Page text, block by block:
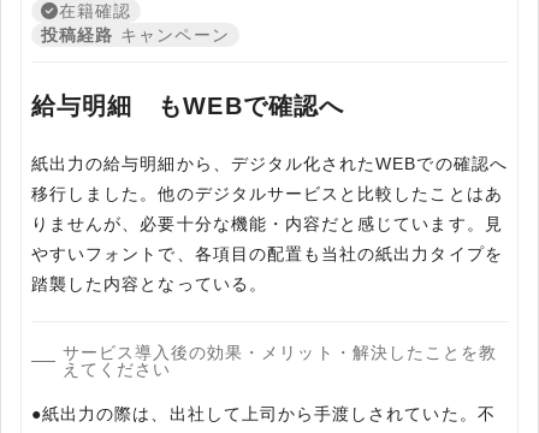
在籍確認
投稿経路 キャンペーン
給与明細 もWEBで確認へ
紙出力の給与明細から、デジタル化されたWEBでの確認へ
移行しました。他のデジタルサービスと比較したことはあ
りませんが、必要十分な機能・内容だと感じています。見
やすいフォントで、各項目の配置も当社の紙出力タイプを
踏襲した内容となっている。
サービス導入後の効果・メリット・解決したことを教
えてください
●紙出力の際は、出社して上司から手渡しされていた。不